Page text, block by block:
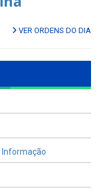
VER ORDENS DO DIA
Informação